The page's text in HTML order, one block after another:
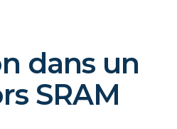
dans un
SRAM